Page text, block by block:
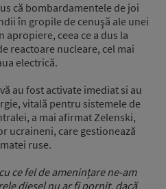
că bombardamentele de joi
în gropile de cenuşă ale unei
ceea ce a dus la
reactoare nucleare, cel mai
electrică.
au fost activate imediat si au
vitală pentru sistemele de
a mai afirmat Zelenski,
ucraineni, care gestionează
ruse.
ce fel de amenințare ne-am
diesel nu ar fi pornit, dacă